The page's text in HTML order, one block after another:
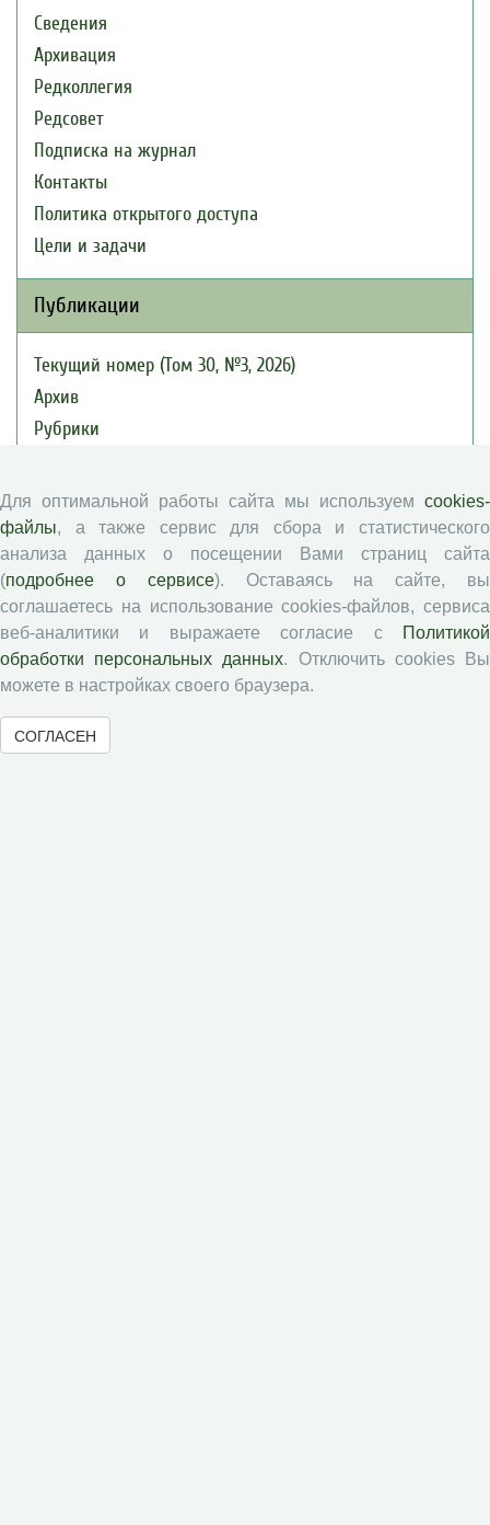
Сведения
Архивация
Редколлегия
Редсовет
Подписка на журнал
Контакты
Политика открытого доступа
Цели и задачи
Публикации
Текущий номер (Том 30, №3, 2026)
Архив
Рубрики
Статьи
Подборка статей
Авторам
Правила для авторов
Типовой лицензионный договор
Согласие на обработку персональных данных
Для оптимальной работы сайта мы используем cookies-
файлы, а также сервис для сбора и статистического
анализа данных о посещении Вами страниц сайта
(подробнее о сервисе). Оставаясь на сайте, вы
соглашаетесь на использование cookies-файлов, сервиса
веб-аналитики и выражаете согласие с
Политикой
обработки персональных данных. Отключить cookies Вы
можете в настройках своего браузера.
СОГЛАСЕН